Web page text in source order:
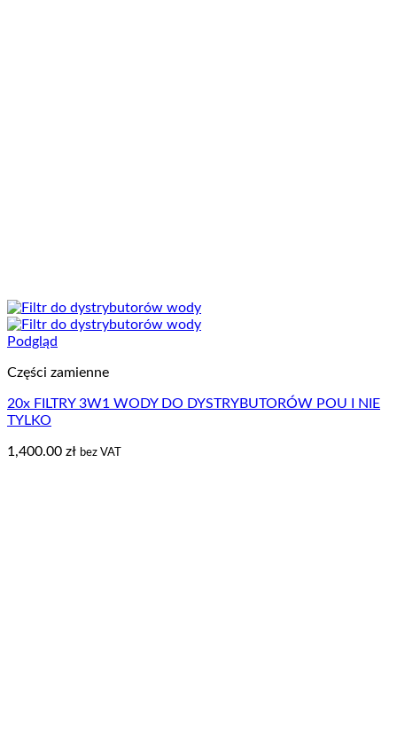
Podgląd
Części zamienne
20x FILTRY 3W1 WODY DO DYSTRYBUTORÓW POU I NIE
TYLKO
1,400.00 zł bez VAT